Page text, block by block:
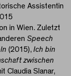
Assistentin
in Wien. Zuletzt
Speech
(2015), Ich bin
zwischen
Claudia Slanar,